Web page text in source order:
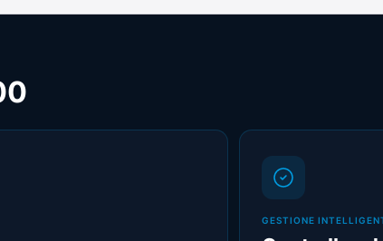
GESTIONE